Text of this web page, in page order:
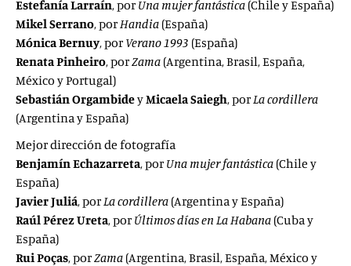
Estefanía Larraín, por Una mujer fantástica (Chile y España)
Mikel Serrano, porHandia (España)
Mónica Bernuy, por Verano 1993 (España)
Renata Pinheiro, porZama (Argentina, Brasil, España,
México y Portugal)
Sebastián OrgambideyMicaela Saiegh, porLa cordillera
(Argentina y España)
Mejor dirección de fotografía
Benjamín Echazarreta, por Una mujer fantástica (Chile y
España)
Javier Juliá, porLa cordillera (Argentina y España)
Raúl Pérez Ureta, por Últimos días en La Habana (Cuba y
España)
Rui Poças, porZama (Argentina, Brasil, España, México y